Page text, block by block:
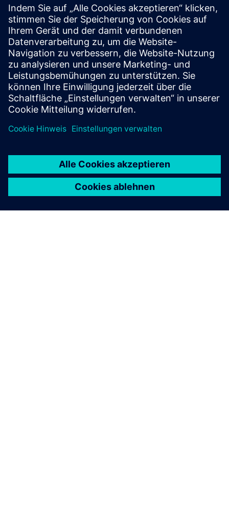
den entsprechenden Mitarbeiter der Logistikabteilung.
5. Im Falle einer Qualitätsreklamation (Ersatz/Reparatur)
reichen Sie die Beschwerde bitte über das Online-Formular
ein, das verfügbar ist unter:https://www.siemens.com/pl-
pl/contact/poland/quality-complaint/und folgen Sie den
nachfolgenden Anweisungen, die Sie von unserer Website
erhalten haben.